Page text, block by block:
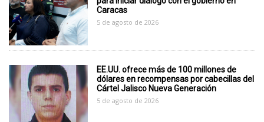
Caracas
5 de agosto de 2026
EE.UU. ofrece más de 100 millones de
dólares en recompensas por cabecillas del
Cártel Jalisco Nueva Generación
5 de agosto de 2026